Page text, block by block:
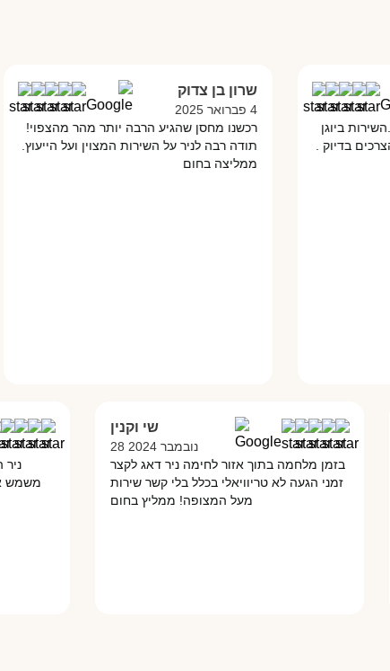
ביוגן
בדיוק .
שרון בן צדוק
רכשנו מחסן שהגיע הרבה יותר מהר מהצפוי!
תודה רבה לניר על השירות המצוין ועל הייעוץ.
ממליצה בחום
שי וקנין
28 נובמבר 2024
בזמן מלחמה בתוך אזור לחימה ניר דאג לקצר
זמני הגעה לא טריוויאלי בכלל בלי קשר שירות
מעל המצופה! ממליץ בחום